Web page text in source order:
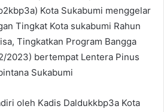
Kota Sukabumi menggelar
Tingkat Kota sukabumi Rahun
Tingkatkan Program Bangga
2023) bertempat Lentera Pinus
Sukabumi
oleh Kadis Daldukkbp3a Kota